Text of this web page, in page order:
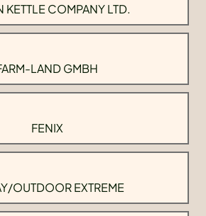
KETTLE COMPANY LTD.
LAND GMBH
FENIX
OUTDOOR EXTREME